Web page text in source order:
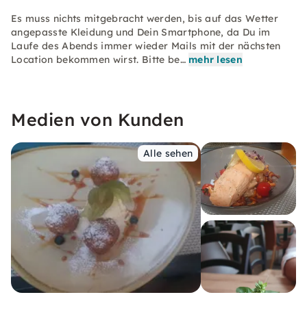
Es muss nichts mitgebracht werden, bis auf das Wetter
angepasste Kleidung und Dein Smartphone, da Du im
Laufe des Abends immer wieder Mails mit der nächsten
Location bekommen wirst. Bitte be… mehr lesen
Medien von Kunden
Alle sehen